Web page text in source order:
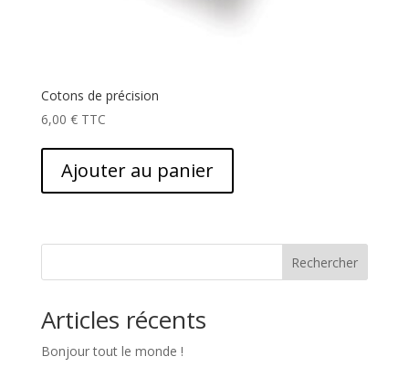
Cotons de précision
6,00 € TTC
Ajouter au panier
Rechercher
Articles récents
Bonjour tout le monde !